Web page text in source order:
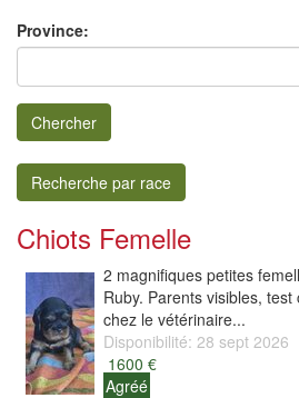
Province:
Chercher
Recherche par race
Chiots Femelle
2 magnifiques petites
Ruby. Parents visibles,
chez le vétérinaire...
Disponibilité: 28 sept 2026
1600 €
Agréé